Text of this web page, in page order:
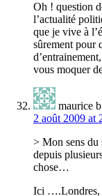
Oh ! question
l’actualité
que je vive à
sûrement pour
vous moquer
maurice
2 août 2009 at
> Mon sens du
depuis
chose…
Ici ….Londres,